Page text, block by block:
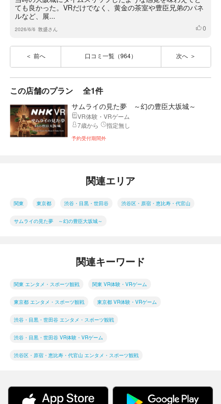
ても良かった。VRだけでなく、黄金の茶室や豊臣兄弟のパネ
ルなど、展...
2026/6/6 敦盛さん いいね
0
前へ 口コミ一覧（964） 次へ
この店舗のプラン 全1件
サムライの見た夢 ～幻の豊臣大坂城～
VR体験・VRゲーム
7歳から
指定無し
予約受付期間外
関連エリア
関東 東京都 渋谷・目黒・世田谷 渋谷区・原宿・恵比寿・代官山
サムライの見た夢 ～幻の豊臣大坂城～
関連キーワード
関東 エンタメ・スポーツ観戦 関東 VR体験・VRゲーム
東京都 エンタメ・スポーツ観戦 東京都 VR体験・VRゲーム
渋谷・目黒・世田谷 エンタメ・スポーツ観戦
渋谷・目黒・世田谷 VR体験・VRゲーム
渋谷区・原宿・恵比寿・代官山 エンタメ・スポーツ観戦